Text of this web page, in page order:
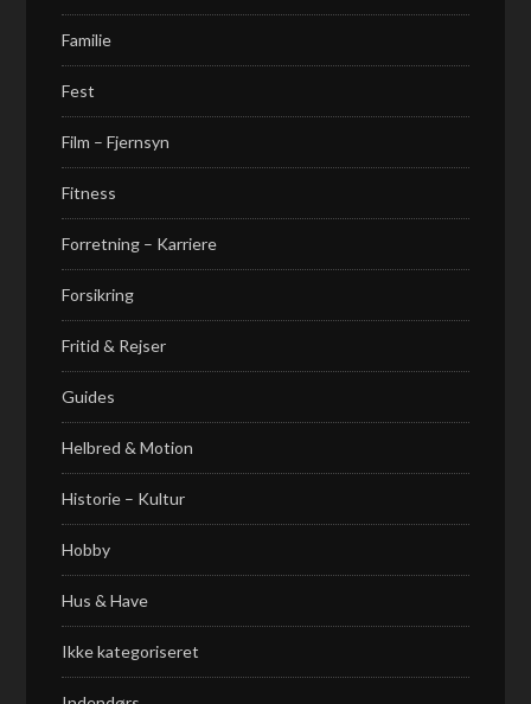
Familie
Fest
Film – Fjernsyn
Fitness
Forretning – Karriere
Forsikring
Fritid & Rejser
Guides
Helbred & Motion
Historie – Kultur
Hobby
Hus & Have
Ikke kategoriseret